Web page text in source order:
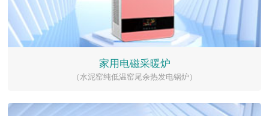
家用电磁采暖炉
（水泥窑纯低温窑尾余热发电锅炉）